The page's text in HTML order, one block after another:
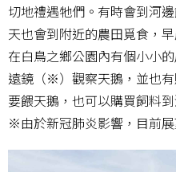
切地禮遇牠們。有時會到河
天也會到附近的農田覓食，
在白鳥之鄉公園內有個小小
遠鏡（※）觀察天鵝，並也
要餵天鵝，也可以購買飼料
※由於新冠肺炎影響，目前